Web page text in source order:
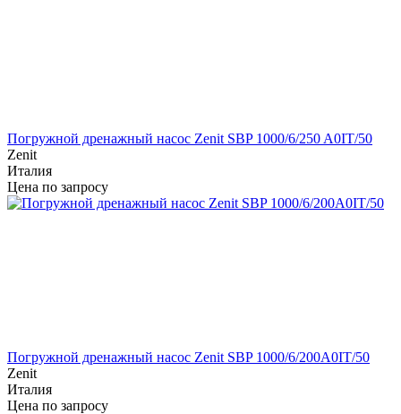
Погружной дренажный насос Zenit SBP 1000/6/250 A0IT/50
Zenit
Италия
Цена по запросу
Погружной дренажный насос Zenit SBP 1000/6/200A0IT/50
Zenit
Италия
Цена по запросу